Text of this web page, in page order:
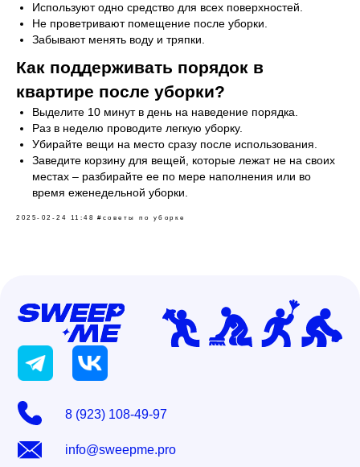
Используют одно средство для всех поверхностей.
Не проветривают помещение после уборки.
Забывают менять воду и тряпки.
Как поддерживать порядок в
квартире после уборки?
Выделите 10 минут в день на наведение порядка.
Раз в неделю проводите легкую уборку.
Убирайте вещи на место сразу после использования.
Заведите корзину для вещей, которые лежат не на своих
местах – разбирайте ее по мере наполнения или во
время еженедельной уборки.
2025-02-24 11:48 #cоветы по уборке
8 (923) 108-49-97
info@sweepme.pro